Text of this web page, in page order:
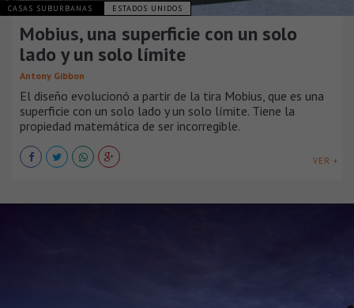
CASAS SUBURBANAS ESTADOS UNIDOS
Mobius, una superficie con un solo
lado y un solo límite
Antony Gibbon
El diseño evolucionó a partir de la tira Mobius, que es una
superficie con un solo lado y un solo límite. Tiene la
propiedad matemática de ser incorregible.
VER +